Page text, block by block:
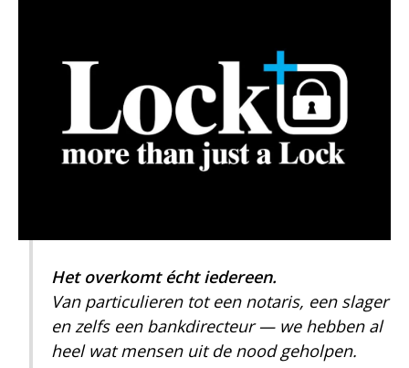
Het overkomt écht iedereen.
Van particulieren tot een notaris, een slager
en zelfs een bankdirecteur — we hebben al
heel wat mensen uit de nood geholpen.